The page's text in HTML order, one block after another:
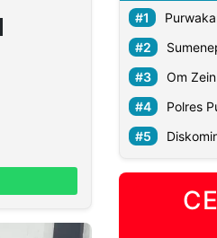
Om Zein
Polres